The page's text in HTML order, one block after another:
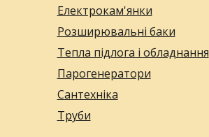
Електрокам'янки
Розширювальні баки
Тепла підлога і обладнання
Парогенератори
Сантехніка
Труби